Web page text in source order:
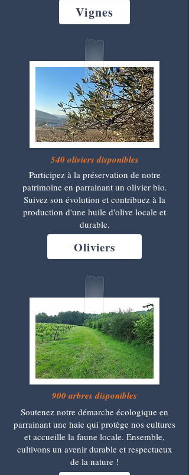
Vignes
Oliviers
900 arbres disponibles
540 oliviers disponibles
Participez à la préservation de notre
patrimoine en parrainant un olivier bio.
Suivez son évolution et contribuez à la
production d'une huile d'olive locale et
durable.
Soutenez notre démarche écologique en
parrainant une haie qui protège nos cultures
et accueille la faune locale. Ensemble,
cultivons un avenir durable et respectueux
de la nature !